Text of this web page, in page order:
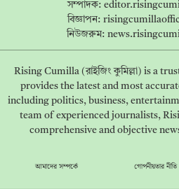
সম্পাদক:
বিজ্ঞাপন:
নিউজরুম:
Rising Cumilla (রাইজিং কুমিল্লা) is a
provides the latest and most
including politics, business,
team of experienced journalists,
comprehensive and objective
আমাদের সম্পর্কে গোপনীয়তার নীতি